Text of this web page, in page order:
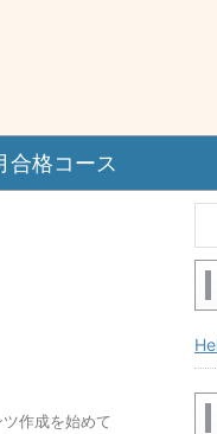
合格コース
作成を始めて